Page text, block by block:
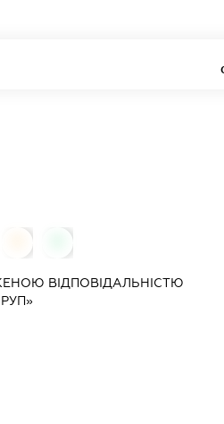
ВІДПОВІДАЛЬНІСТЮ